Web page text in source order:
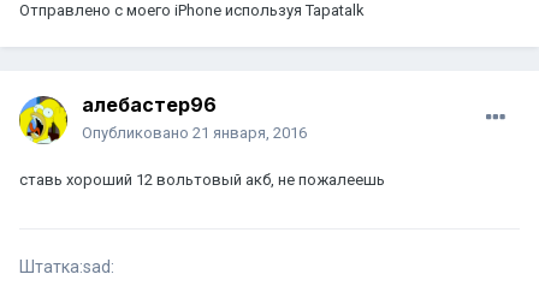
Отправлено с моего iPhone используя Tapatalk
алебастер96
Опубликовано 21 января, 2016
ставь хороший 12 вольтовый акб, не пожалеешь
Штатка:sad: